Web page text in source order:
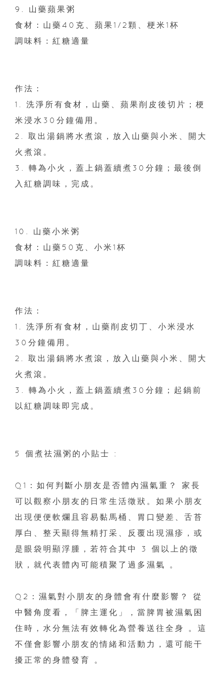
9. 山藥蘋果粥
食材：山藥40克、蘋果1/2顆、梗米1杯
調味料：紅糖適量
作法：
1. 洗淨所有食材，山藥、蘋果削皮後切片；梗
米浸水30分鐘備用。
2. 取出湯鍋將水煮滾，放入山藥與小米、開大
火煮滾。
3. 轉為小火，蓋上鍋蓋續煮30分鐘；最後倒
入紅糖調味，完成。
10. 山藥小米粥
食材：山藥50克、小米1杯
調味料：紅糖適量
作法：
1. 洗淨所有食材，山藥削皮切丁、小米浸水
30分鐘備用。
2. 取出湯鍋將水煮滾，放入山藥與小米、開大
火煮滾。
3. 轉為小火，蓋上鍋蓋續煮30分鐘；起鍋前
以紅糖調味即完成。
5 個煮祛濕粥的小貼士 :
Q1：如何判斷小朋友是否體內濕氣重？ 家長
可以觀察小朋友的日常生活徵狀。如果小朋友
出現便便軟爛且容易黏馬桶、胃口變差、舌苔
厚白、整天顯得無精打采、反覆出現濕疹，或
是眼袋明顯浮腫，若符合其中 3 個以上的徵
狀，就代表體內可能積聚了過多濕氣 。
Q2：濕氣對小朋友的身體會有什麼影響？ 從
中醫角度看，「脾主運化」，當脾胃被濕氣困
住時，水分無法有效轉化為營養送往全身 。這
不僅會影響小朋友的情緒和活動力，還可能干
擾正常的身體發育 。